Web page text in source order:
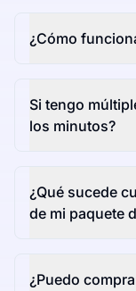
¿Cómo
Si tengo
los minutos?
¿Qué sucede
de mi paquete
¿Puedo